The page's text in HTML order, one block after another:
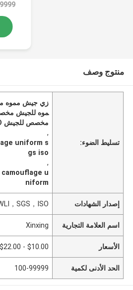
منتوج وصف
تسليط الضوء:
مخصص للجيش ISO
,
uniform s
gs iso
,
u
niform
إصدار الشهادات ，SGS，ISO
اسم العلامة التجارية Xinxing
الأسعار $10.00 - $22.00
الحد الأدنى لكمية 100-99999